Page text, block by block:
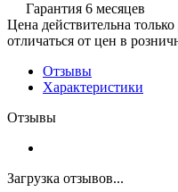
Гарантия 6 месяцев
Цена действительна
отличаться от цен в
Отзывы
Характеристики
Отзывы
Загрузка отзывов...